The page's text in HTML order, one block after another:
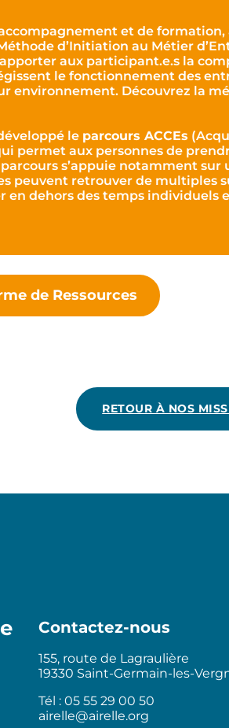
et de formation,
d’Initiation au Métier
aux participant.e.s la
le fonctionnement des
environnement. Découvrez la
le parcours ACCEs
permet aux personnes de
s’appuie notamment sur
peuvent retrouver de multiples
en dehors des temps individuels
de Ressources
RETOUR À NOS
Contactez-nous
155, route de Lagraulière
19330 Saint-Germain-les-
Tél : 05 55 29 00 50
airelle@airelle.org